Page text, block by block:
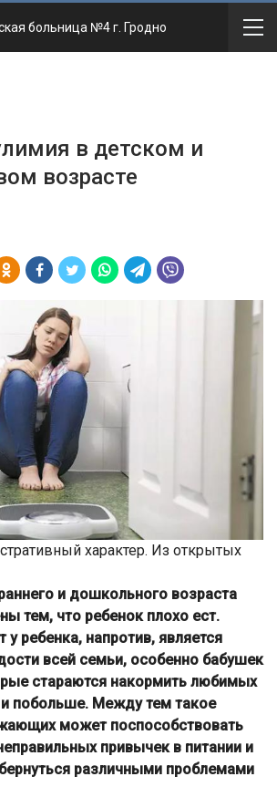
больница №4 г. Гродно
в детском и
возрасте
характер. Из открытых
и дошкольного возраста
тем, что ребенок плохо ест.
ребенка, напротив, является
всей семьи, особенно бабушек
стараются накормить любимых
побольше. Между тем такое
может поспособствовать
привычек в пита­нии и
различными проблемами